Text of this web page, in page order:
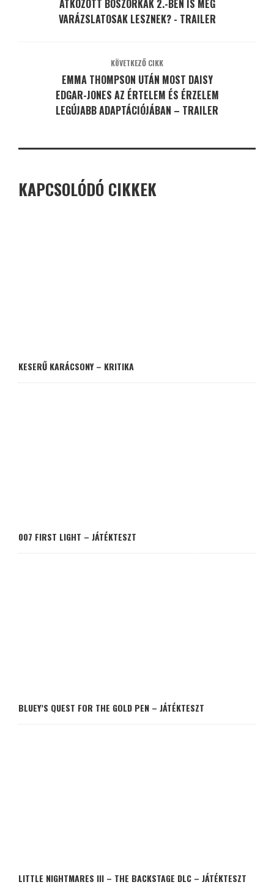
ÁTKOZOTT BOSZORKÁK 2.-BEN IS MÉG
VARÁZSLATOSAK LESZNEK? - TRAILER
KÖVETKEZŐ CIKK
EMMA THOMPSON UTÁN MOST DAISY
EDGAR-JONES AZ ÉRTELEM ÉS ÉRZELEM
LEGÚJABB ADAPTÁCIÓJÁBAN – TRAILER
KAPCSOLÓDÓ CIKKEK
KESERŰ KARÁCSONY – KRITIKA
007 FIRST LIGHT – JÁTÉKTESZT
BLUEY’S QUEST FOR THE GOLD PEN – JÁTÉKTESZT
LITTLE NIGHTMARES III – THE BACKSTAGE DLC – JÁTÉKTESZT